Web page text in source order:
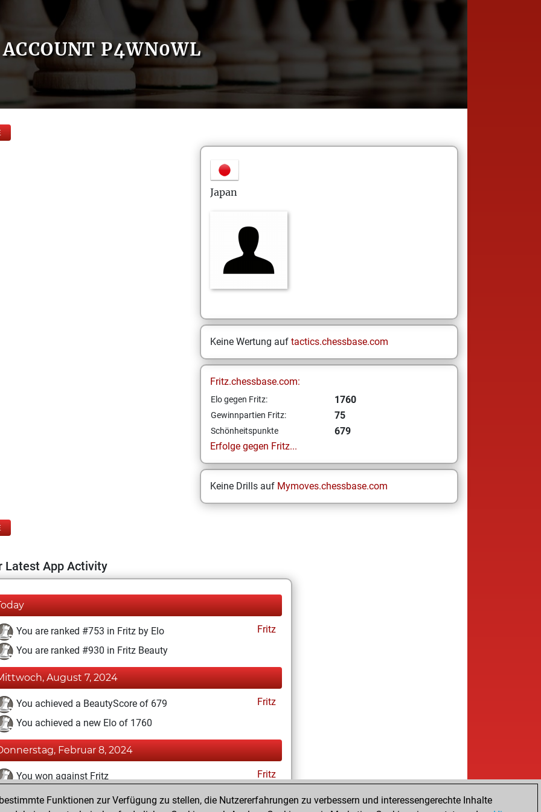
ACCOUNT P4WN0WL
Japan
Keine Wertung auf tactics.chessbase.com
Fritz.chessbase.com:
Elo gegen Fritz: 1760
Gewinnpartien Fritz: 75
Schönheitspunkte
679
Erfolge gegen Fritz...
Keine Drills auf Mymoves.chessbase.com
Latest App Activity
You are ranked #753 in Fritz by Elo
Fritz
You are ranked #930 in Fritz Beauty
August 7, 2024
You achieved a BeautyScore of 679
Fritz
You achieved a new Elo of 1760
Februar 8, 2024
You won against Fritz Fritz
Montag, April 5, 2021Funktionen zur Verfügung zu stellen, die Nutzererfahrungen zu verbessern und interessengerechte Inhalte